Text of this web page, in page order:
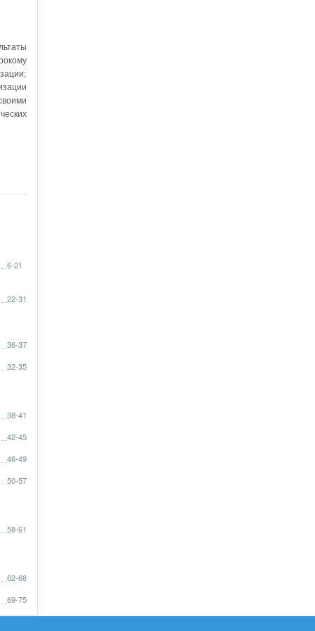
6-21
22-31
36-37
32-35
38-41
42-45
46-49
50-57
58-61
62-68
69-75